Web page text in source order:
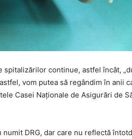
continue, astfel încât,
vom putea să regândim în anii
Casei Naționale de Asigurări de
DRG, dar care nu reflectă